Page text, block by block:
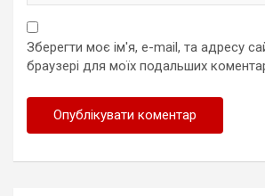
Зберегти моє ім'я, e-mail, та адресу
браузері для моїх подальших